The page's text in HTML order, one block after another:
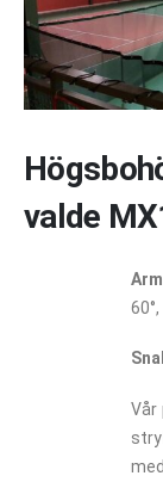
valde
Vår